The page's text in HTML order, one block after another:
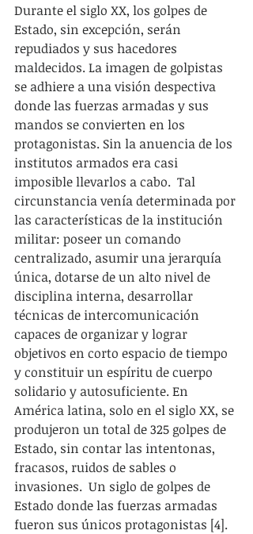
Durante el siglo XX, los golpes de
Estado, sin excepción, serán
repudiados y sus hacedores
maldecidos. La imagen de golpistas
se adhiere a una visión despectiva
donde las fuerzas armadas y sus
mandos se convierten en los
protagonistas. Sin la anuencia de los
institutos armados era casi
imposible llevarlos a cabo.  Tal
circunstancia venía determinada por
las características de la institución
militar: poseer un comando
centralizado, asumir una jerarquía
única, dotarse de un alto nivel de
disciplina interna, desarrollar
técnicas de intercomunicación
capaces de organizar y lograr
objetivos en corto espacio de tiempo
y constituir un espíritu de cuerpo
solidario y autosuficiente. En
América latina, solo en el siglo XX, se
produjeron un total de 325 golpes de
Estado, sin contar las intentonas,
fracasos, ruidos de sables o
invasiones.  Un siglo de golpes de
Estado donde las fuerzas armadas
fueron sus únicos protagonistas [4].